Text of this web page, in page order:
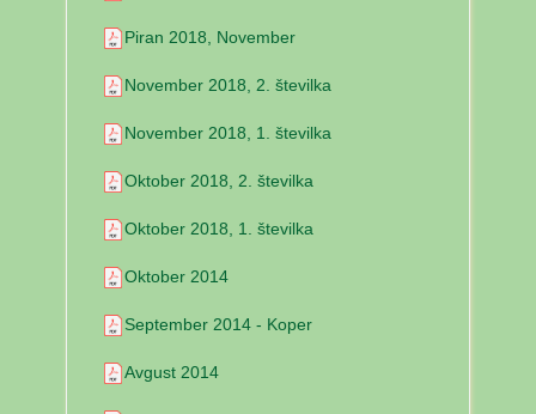
Piran 2018, November
November 2018, 2. številka
November 2018, 1. številka
Oktober 2018, 2. številka
Oktober 2018, 1. številka
Oktober 2014
September 2014 - Koper
Avgust 2014